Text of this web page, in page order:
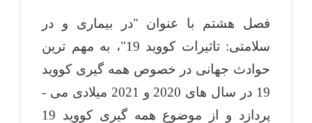
فصل هشتم با عنوان "در بیماری و در
سلامتی: تاثیرات کووید 19"، به مهم ­ترین
حوادث جهانی در خصوص همه­ گیری کووید
19 در سال­ های 2020 و 2021 میلادی می ­
پردازد و از موضوع همه ­گیری کووید 19